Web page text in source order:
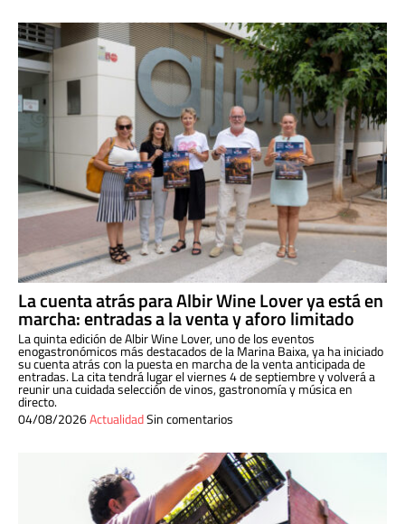
La cuenta atrás para Albir Wine Lover ya está en
marcha: entradas a la venta y aforo limitado
La quinta edición de Albir Wine Lover, uno de los eventos
enogastronómicos más destacados de la Marina Baixa, ya ha iniciado
su cuenta atrás con la puesta en marcha de la venta anticipada de
entradas. La cita tendrá lugar el viernes 4 de septiembre y volverá a
reunir una cuidada selección de vinos, gastronomía y música en
directo.
04/08/2026ActualidadSin comentarios